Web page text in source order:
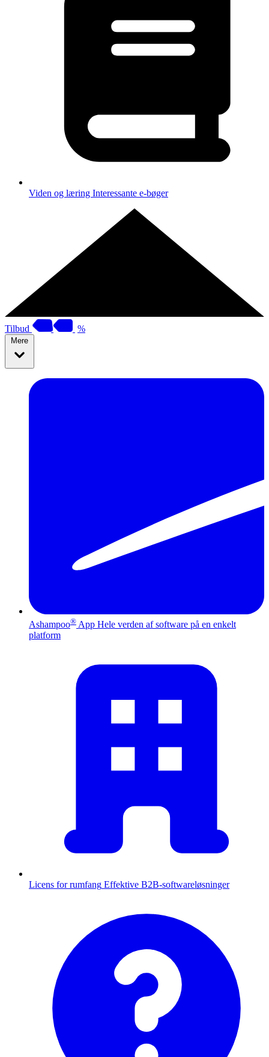
Viden og læring Interessante e-bøger
Tilbud %
Mere
Ashampoo® App Hele verden af software på en enkelt
platform
Licens for rumfang Effektive B2B-softwareløsninger